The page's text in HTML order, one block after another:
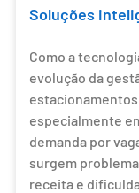
Soluções
Como a
evolução da
especialmente
demanda por
surgem
receita e